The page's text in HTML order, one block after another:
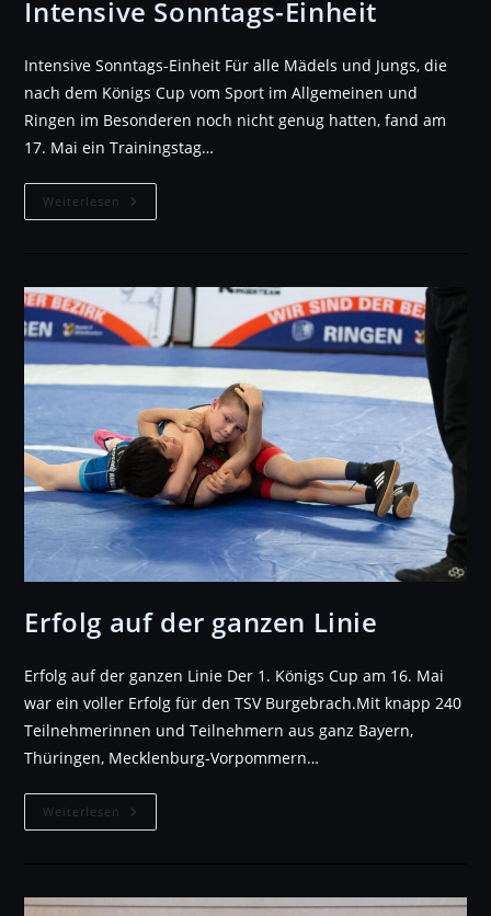
Intensive Sonntags-Einheit
Intensive Sonntags-Einheit Für alle Mädels und Jungs, die
nach dem Königs Cup vom Sport im Allgemeinen und
Ringen im Besonderen noch nicht genug hatten, fand am
17. Mai ein Trainingstag…
Weiterlesen Intensive
Sonntags-
Erfolg auf der ganzen Linie
Erfolg auf der ganzen Linie Der 1. Königs Cup am 16. Mai
war ein voller Erfolg für den TSV Burgebrach.Mit knapp 240
Teilnehmerinnen und Teilnehmern aus ganz Bayern,
Thüringen, Mecklenburg-Vorpommern…
Weiterlesen Erfolg
Auf